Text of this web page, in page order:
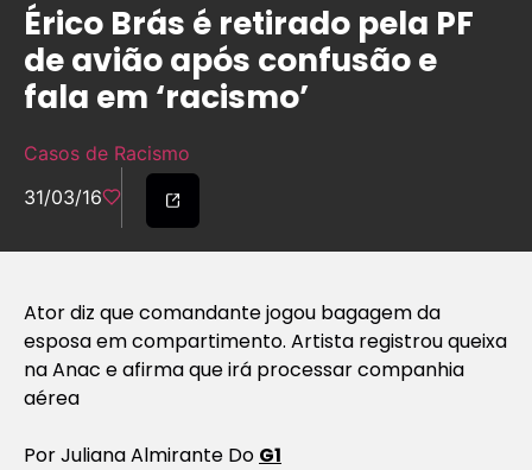
Érico Brás é retirado pela PF
de avião após confusão e
fala em ‘racismo’
Casos de Racismo
31/03/16
Ator diz que comandante jogou bagagem da
esposa em compartimento. Artista registrou queixa
na Anac e afirma que irá processar companhia
aérea
Por Juliana Almirante Do G1